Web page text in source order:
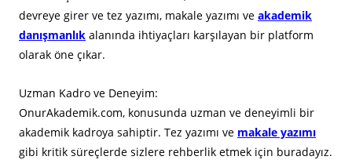
devreye girer ve tez yazımı, makale yazımı ve akademik
danışmanlık alanında ihtiyaçları karşılayan bir platform
olarak öne çıkar.
Uzman Kadro ve Deneyim:
OnurAkademik.com, konusunda uzman ve deneyimli bir
akademik kadroya sahiptir. Tez yazımı ve makale yazımı
gibi kritik süreçlerde sizlere rehberlik etmek için buradayız.